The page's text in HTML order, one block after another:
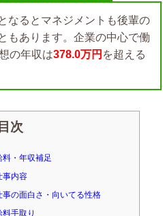
なるとマネジメントも後輩の
もあります。企業の中心で働
の年収は378.0万円 を超える
目次
・年収補足
事内容
の面白さ・向いてる性格
手取り